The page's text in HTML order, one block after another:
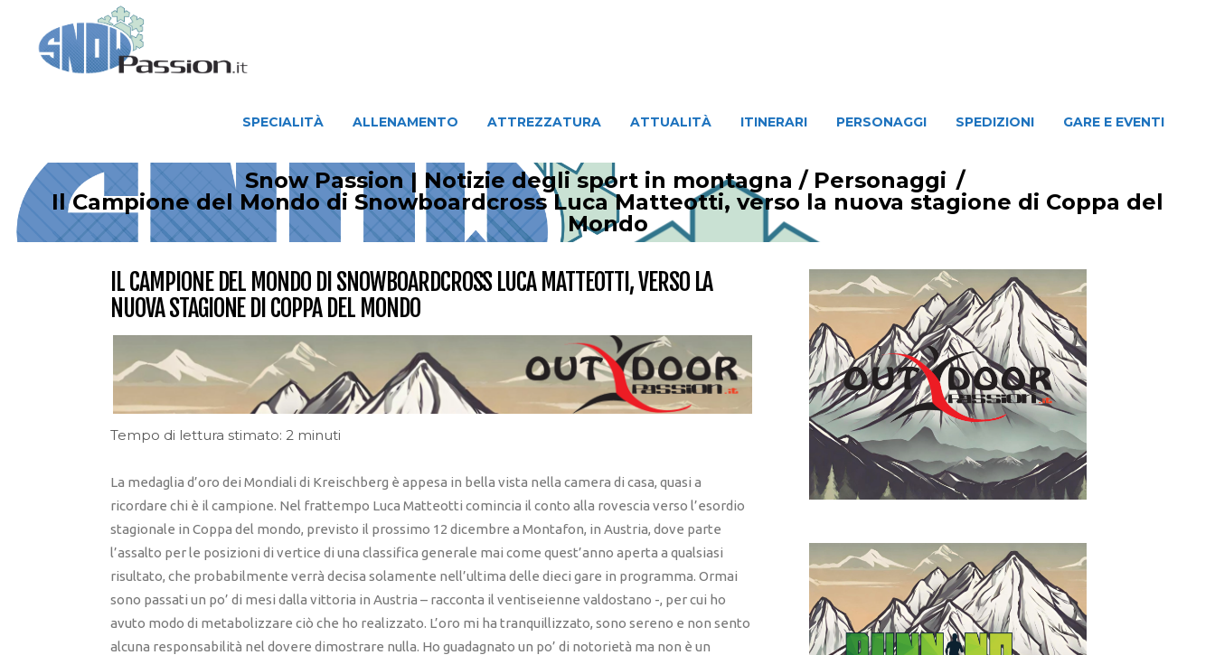
SPECIALITÀ ALLENAMENTO ATTREZZATURA ATTUALITÀ ITINERARI PERSONAGGI SPEDIZIONI GARE E EVENTI
Snow Passion | Notizie degli sport in montagna / Personaggi /
Il Campione del Mondo di Snowboardcross Luca Matteotti, verso la nuova stagione di Coppa del
Mondo
IL CAMPIONE DEL MONDO DI SNOWBOARDCROSS LUCA MATTEOTTI, VERSO LA
NUOVA STAGIONE DI COPPA DEL MONDO
Tempo di lettura stimato: 2 minuti
La medaglia d’oro dei Mondiali di Kreischberg è appesa in bella vista nella camera di casa, quasi a
ricordare chi è il campione. Nel frattempo Luca Matteotti comincia il conto alla rovescia verso l’esordio
stagionale in Coppa del mondo, previsto il prossimo 12 dicembre a Montafon, in Austria, dove parte
l’assalto per le posizioni di vertice di una classifica generale mai come quest’anno aperta a qualsiasi
risultato, che probabilmente verrà decisa solamente nell’ultima delle dieci gare in programma. Ormai
sono passati un po’ di mesi dalla vittoria in Austria – racconta il ventiseienne valdostano -, per cui ho
avuto modo di metabolizzare ciò che ho realizzato. L’oro mi ha tranquillizzato, sono sereno e non sento
alcuna responsabilità nel dovere dimostrare nulla. Ho guadagnato un po’ di notorietà ma non è un